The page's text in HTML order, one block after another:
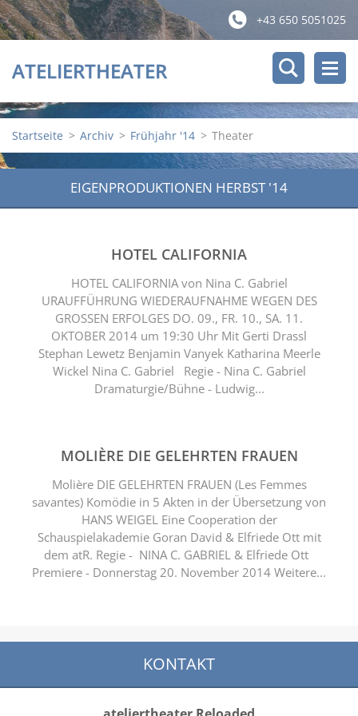
+43 650 5051025
ATELIERTHEATER
Startseite > Archiv > Frühjahr '14 > Theater
EIGENPRODUKTIONEN HERBST '14
HOTEL CALIFORNIA
HOTEL CALIFORNIA von Nina C. Gabriel
URAUFFÜHRUNG WIEDERAUFNAHME WEGEN DES
GROSSEN ERFOLGES DO. 09., FR. 10., SA. 11.
OKTOBER 2014 um 19:30 Uhr Mit Gerti Drassl
Stephan Lewetz Benjamin Vanyek Katharina Meerle
Wickel Nina C. Gabriel Regie - Nina C. Gabriel
Dramaturgie/Bühne - Ludwig...
MOLIÈRE DIE GELEHRTEN FRAUEN
Molière DIE GELEHRTEN FRAUEN (Les Femmes
savantes) Komödie in 5 Akten in der Übersetzung von
HANS WEIGEL Eine Cooperation der
Schauspielakademie Goran David & Elfriede Ott mit
dem atR. Regie - NINA C. GABRIEL & Elfriede Ott
Premiere - Donnerstag 20. November 2014 Weitere...
KONTAKT